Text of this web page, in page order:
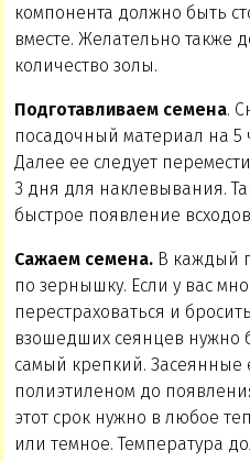
компонента должно быть
вместе. Желательно также
количество золы.
Подготавливаем семена.
посадочный материал на 5
Далее ее следует
3 дня для наклевывания.
быстрое появление
Сажаем семена. В каждый
по зернышку. Если у вас
перестраховаться и
взошедших сеянцев нужно
самый крепкий. Засеянные
полиэтиленом до
этот срок нужно в любое
или темное. Температура